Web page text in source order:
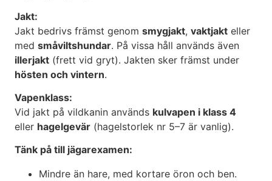
Jakt:
Jakt bedrivs främst genom smygjakt, vaktjakt eller
med småviltshundar. På vissa håll används även
illerjakt (frett vid gryt). Jakten sker främst under
hösten och vintern.
Vapenklass:
Vid jakt på vildkanin används kulvapen i klass 4
eller hagelgevär (hagelstorlek nr 5–7 är vanlig).
Tänk på till jägarexamen:
Mindre än hare, med kortare öron och ben.